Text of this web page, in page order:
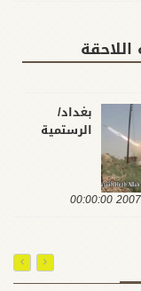
اللاحقة
بغداد/
الرستمية
2007-